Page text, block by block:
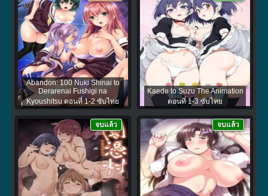
Abandon: 100 Nuki Shinai to
Derarenai Fushigi na
Kyoushitsu ตอนที่ 1-2 ซับไทย
Kaede to Suzu The Animation
ตอนที่ 1-3 ซับไทย
จบแล้ว จบแล้ว